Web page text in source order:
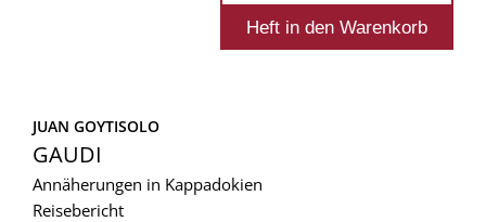
JUAN GOYTISOLO
GAUDI
Annäherungen in Kappadokien
Reisebericht